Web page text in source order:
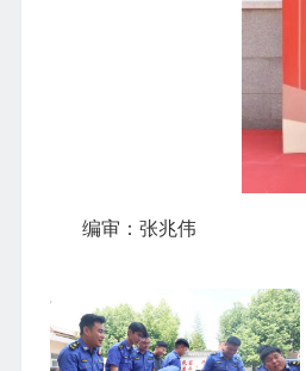
编审：张兆伟